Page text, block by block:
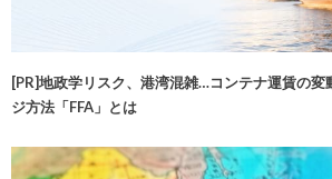
[PR]地政学リスク、港湾混雑…コンテナ運賃の変
ジ方法「FFA」とは